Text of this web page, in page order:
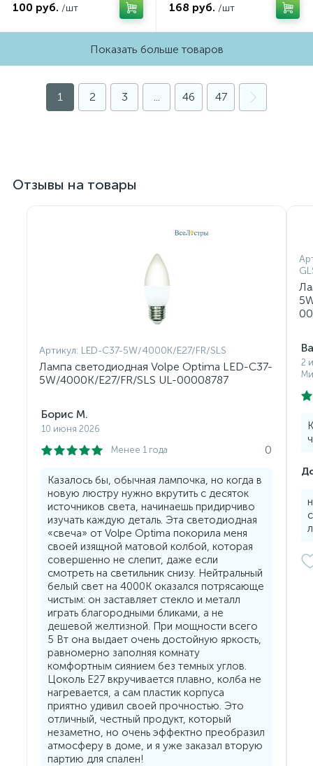
100 руб. /шт 168 руб. /шт
Показать больше товаров
1 2 3 ... 46 47
Отзывы на товары
Артикул: LED-C37-5W/4000K/E27/FR/SLS
Лампа светодиодная Volpe Optima LED-C37-
5W/4000K/E27/FR/SLS UL-00008787
Борис М.
10 июня 2026
Менее 1 года
0
Казалось бы, обычная лампочка, но когда в
новую люстру нужно вкрутить с десяток
источников света, начинаешь придирчиво
изучать каждую деталь. Эта светодиодная
«свеча» от Volpe Optima покорила меня
своей изящной матовой колбой, которая
совершенно не слепит, даже если
смотреть на светильник снизу. Нейтральный
белый свет на 4000К оказался потрясающе
чистым: он заставляет стекло и металл
играть благородными бликами, а не
дешевой желтизной. При мощности всего
5 Вт она выдает очень достойную яркость,
равномерно заполняя комнату
комфортным сиянием без темных углов.
Цоколь E27 вкручивается плавно, колба не
нагревается, а сам пластик корпуса
приятно удивил своей прочностью. Это
отличный, честный продукт, который
незаметно, но очень эффектно преобразил
атмосферу в доме, и я уже заказал вторую
партию для спален!
2